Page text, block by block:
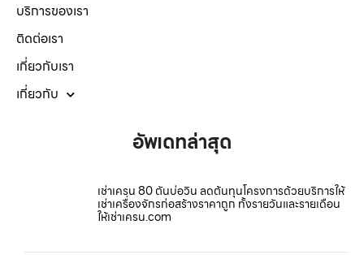
บริการของเรา
ติดต่อเรา
เกี่ยวกับเรา
เกี่ยวกับ
อัพเดทล่าสุด
เช่าเครน 80 ตันบ่อวิน ลดต้นทุนโครงการด้วยบริการให้
เช่าเครื่องจักรก่อสร้างราคาถูก ทั้งรายวันและรายเดือน
ให้เช่าเครน.com